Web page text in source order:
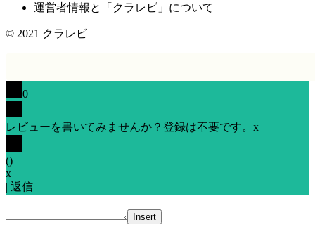
運営者情報と「クラレビ」について
© 2021 クラレビ
0
レビューを書いてみませんか？登録は不要です。 x
()
x
| 返信
Insert